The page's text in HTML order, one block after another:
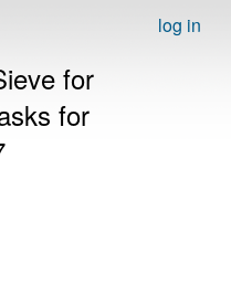
log in
for
for